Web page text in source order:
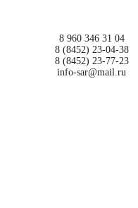
8 960 346 31 04
8 (8452) 23-04-38
8 (8452) 23-77-23
info-sar@mail.ru